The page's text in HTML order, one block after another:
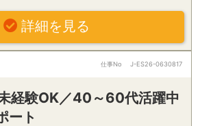
詳細を見る
仕事No J-ES26-0630817
経験OK／40～60代活躍中
ート